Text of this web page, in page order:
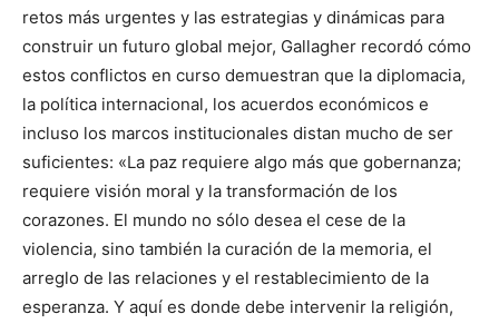
retos más urgentes y las estrategias y dinámicas para
construir un futuro global mejor, Gallagher recordó cómo
estos conflictos en curso demuestran que la diplomacia,
la política internacional, los acuerdos económicos e
incluso los marcos institucionales distan mucho de ser
suficientes: «La paz requiere algo más que gobernanza;
requiere visión moral y la transformación de los
corazones. El mundo no sólo desea el cese de la
violencia, sino también la curación de la memoria, el
arreglo de las relaciones y el restablecimiento de la
esperanza. Y aquí es donde debe intervenir la religión,